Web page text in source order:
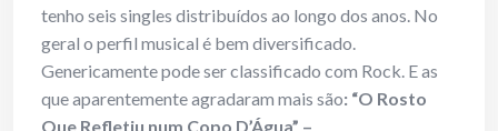
tenho seis singles distribuídos ao longo dos anos. No
geral o perfil musical é bem diversificado.
Genericamente pode ser classificado com Rock. E as
que aparentemente agradaram mais são: “O Rosto
Que Refletiu num Copo D’Água” –